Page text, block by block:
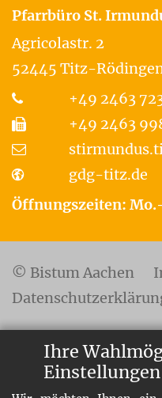
Ihre
Pfarrbüro St.
Agricolastr. 2
52445 Titz-
+49 2463
+49 2463
gdg-titz.de
Öffnungszeiten:
© Bistum Aachen